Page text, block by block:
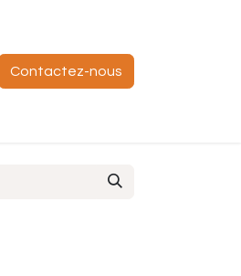
Contactez-nous